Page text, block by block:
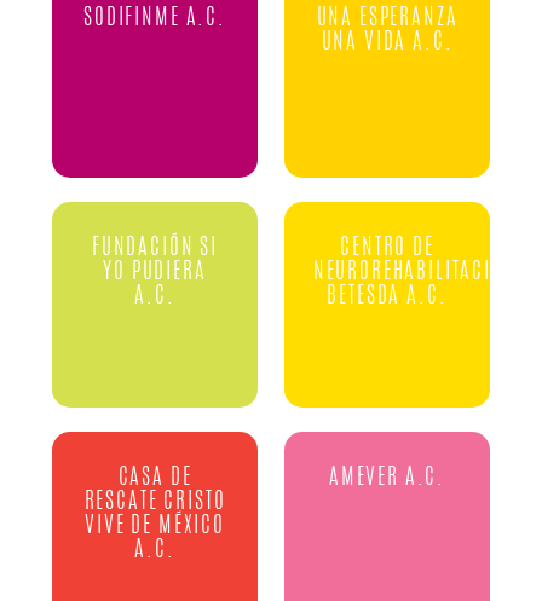
SODIFINME A.C.
UNA ESPERANZA
UNA VIDA A.C.
FUNDACIÓN SI
YO PUDIERA
A.C.
CENTRO DE
NEUROREHABILITACION
BETESDA A.C.
CASA DE
RESCATE CRISTO
VIVE DE MÉXICO
A.C.
AMEVER A.C.